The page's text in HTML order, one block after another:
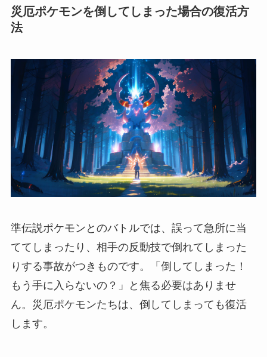
災厄ポケモンを倒してしまった場合の復活方
法
準伝説ポケモンとのバトルでは、誤って急所に当
ててしまったり、相手の反動技で倒れてしまった
りする事故がつきものです。「倒してしまった！
もう手に入らないの？」と焦る必要はありませ
ん。災厄ポケモンたちは、倒してしまっても復活
します。